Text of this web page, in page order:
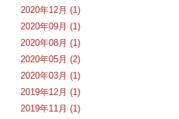
2020年12月 (1)
2020年09月 (1)
2020年08月 (1)
2020年05月 (2)
2020年03月 (1)
2019年12月 (1)
2019年11月 (1)